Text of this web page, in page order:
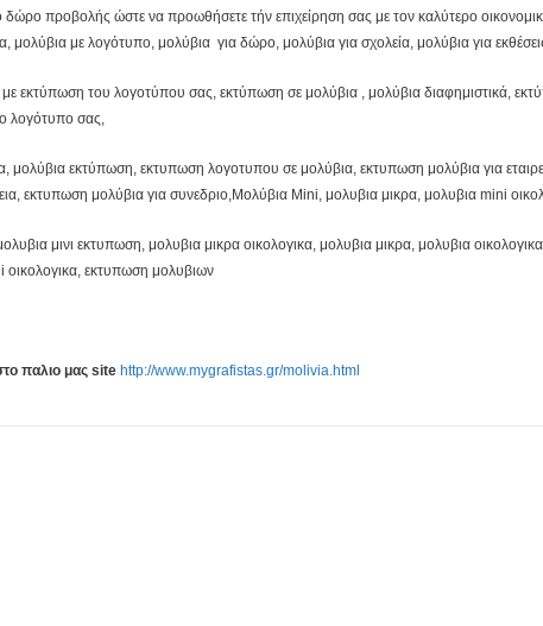
δώρο προβολής ώστε να προωθήσετε τήν επιχείρηση σας με τον καλύτερο
μολύβια με λογότυπο, μολύβια για δώρο, μολύβια για σχολεία, μολύβια για
με εκτύπωση του λογοτύπου σας, εκτύπωση σε μολύβια , μολύβια διαφημιστικά,
λογότυπο σας,
εκτύπωση, εκτυπωση λογοτυπου σε μολύβια, εκτυπωση μολύβια για
εκτυπωση μολύβια για συνεδριο,Μολύβια Mini, μολυβια μικρα, μολυβια mini
μινι εκτυπωση, μολυβια μικρα οικολογικα, μολυβια μικρα, μολυβια
εκτυπωση μολυβιων
παλιο μας site http://www.mygrafistas.gr/molivia.html